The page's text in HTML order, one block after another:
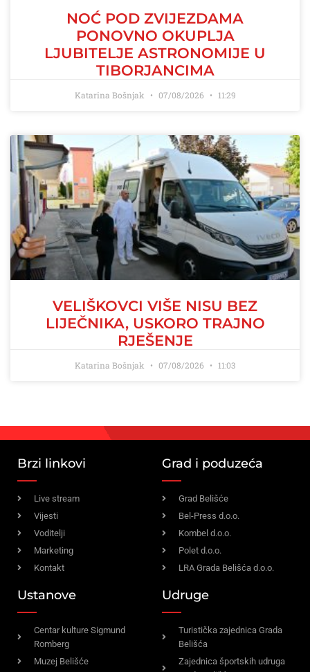
NOĆ POD ZVIJEZDAMA
PONOVNO OKUPLJA
LJUBITELJE ASTRONOMIJE U
TIBORJANCIMA
Katarina Bošnjak 07/08/2026 11:29
VELIŠKOVCI VIŠE NISU BEZ
LIJEČNIKA, USKORO TRAJNO
RJEŠENJE
Katarina Bošnjak 07/08/2026 11:03
Brzi linkovi
Live stream
Vijesti
Voditelji
Marketing
Kontakt
Grad i poduzeća
Grad Belišće
Bel-Press d.o.o.
Kombel d.o.o.
Polet d.o.o.
LRA Grada Belišća d.o.o.
Ustanove
Centar kulture Sigmund
Romberg
Muzej Belišće
Udruge
Turistička zajednica Grada
Belišća
Zajednica športskih udruga